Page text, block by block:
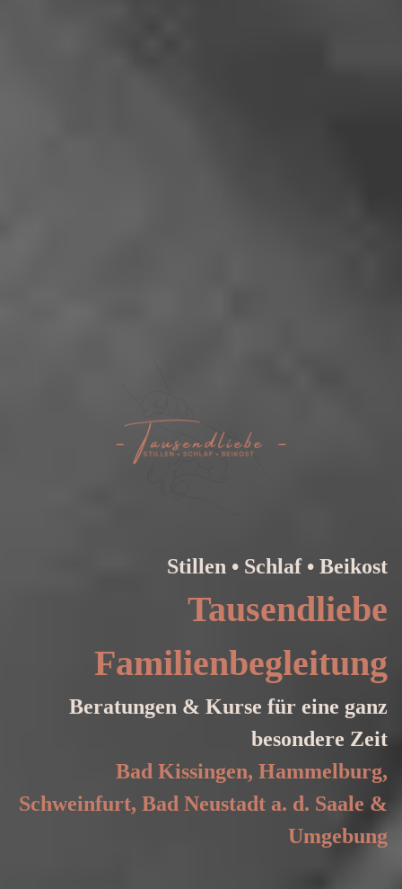
Stillen • Schlaf • Beikost
Tausendliebe
Familienbegleitung
Beratungen & Kurse für eine ganz
besondere Zeit
Bad Kissingen, Hammelburg,
Schweinfurt, Bad Neustadt a. d. Saale &
Umgebung